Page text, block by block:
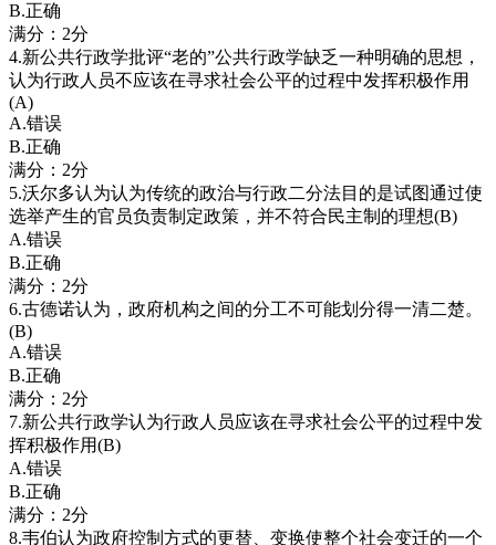
B.正确
满分：2分
4.新公共行政学批评“老的”公共行政学缺乏一种明确的思想，
认为行政人员不应该在寻求社会公平的过程中发挥积极作用
(A)
A.错误
B.正确
满分：2分
5.沃尔多认为认为传统的政治与行政二分法目的是试图通过使
选举产生的官员负责制定政策，并不符合民主制的理想(B)
A.错误
B.正确
满分：2分
6.古德诺认为，政府机构之间的分工不可能划分得一清二楚。
(B)
A.错误
B.正确
满分：2分
7.新公共行政学认为行政人员应该在寻求社会公平的过程中发
挥积极作用(B)
A.错误
B.正确
满分：2分
8.韦伯认为政府控制方式的更替、变换使整个社会变迁的一个